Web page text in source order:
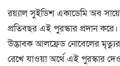
রয়্যাল সুইডিশ একাডেমি অব
প্রতিবছর এই পুরস্কার প্রদান
উদ্ভাবক আলফ্রেড নোবেলের
রেখে যাওয়া অর্থে এই পুরস্কার